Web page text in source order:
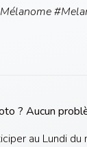
? Aucun
au Lundi